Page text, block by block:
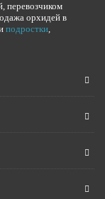
перевозчиком
орхидей в
подростки,